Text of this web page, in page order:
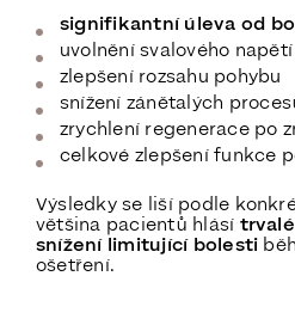
signifikantní úleva od
uvolnění svalového napětí
zlepšení rozsahu pohybu
snížení zánětalých
zrychlení regenerace po
celkové zlepšení funkce
Výsledky se liší podle
většina pacientů hlásí
snížení limitující bolesti
ošetření.